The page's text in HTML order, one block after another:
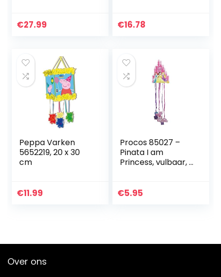
Kids Verjaardagen
€27.99 €16.78
Peppa Varken
5652219, 20 x 30
cm
€11.99
Procos 85027 –
Pinata I am
Princess, vulbaar, 6
€5.95
Over ons